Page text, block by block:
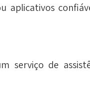
aplicativos
serviço de